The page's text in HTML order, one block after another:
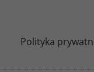
Polityka